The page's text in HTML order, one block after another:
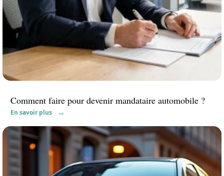
Comment faire pour devenir mandataire automobile ?
En savoir plus